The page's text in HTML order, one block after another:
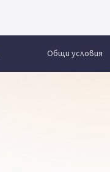
Общи условия